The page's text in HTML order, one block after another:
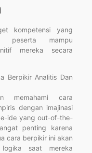
kompetensi yang
peserta mampu
mereka secara
Berpikir Analitis Dan
memahami cara
dengan imajinasi
ide yang out-of-the-
penting karena
cara berpikir ini akan
logika saat mereka